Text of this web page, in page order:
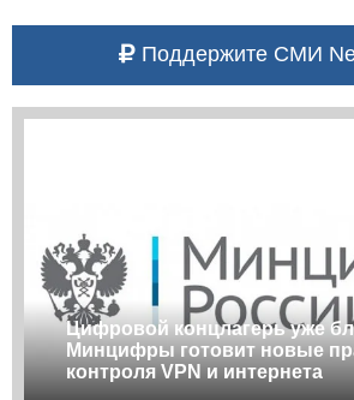
Поддержите СМИ
Цифровой концлагерь уже
Минцифры готовит новые
контроля VPN и интернета